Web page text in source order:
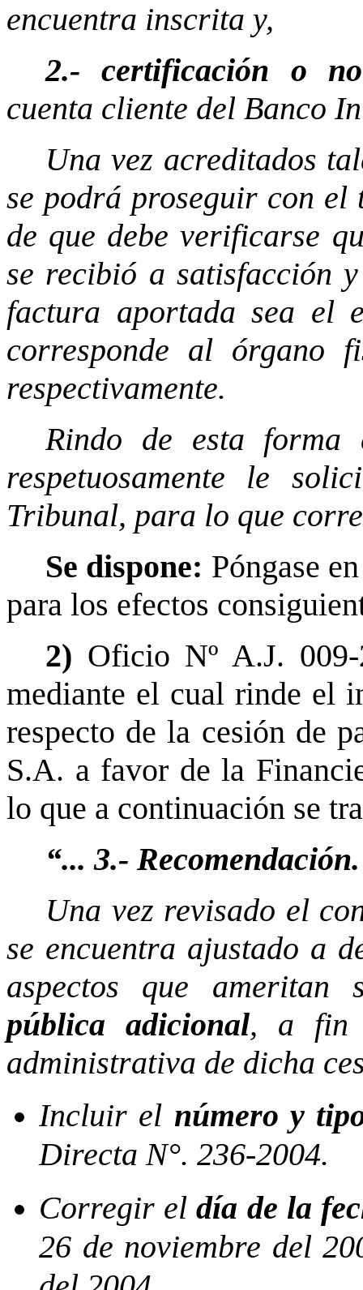
encuentra inscrita y,
2.- certificación o
cuenta cliente del Banco
Una vez acreditados
se podrá proseguir con el
de que debe verificarse
se recibió a satisfacción
factura aportada sea el
corresponde al órgano
respectivamente.
Rindo de esta
respetuosamente le
Tribunal, para lo que
Se dispone: Póngase
para los efectos
2) Oficio Nº A.J.
mediante el cual rinde el
respecto de la cesión de
S.A. a favor de la
lo que a continuación se
“... 3.- Recomendación.
Una vez revisado el
se encuentra ajustado a
aspectos que ameritan
pública adicional, a fin
administrativa de dicha
Incluir el número y
Directa N°. 236-2004.
Corregir eldía de la
26 de noviembre del